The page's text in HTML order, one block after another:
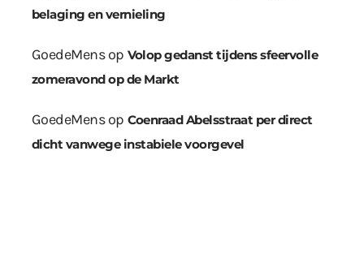
belaging en vernieling
GoedeMensop Volop gedanst tijdens sfeervolle
zomeravond op de Markt
GoedeMensop Coenraad Abelsstraat per direct
dicht vanwege instabiele voorgevel